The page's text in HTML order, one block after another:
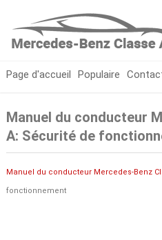
Page d'accueil Populaire
Manuel du conducteur
A: Sécurité de
Manuel du conducteur Mercedes-Benz
fonctionnement